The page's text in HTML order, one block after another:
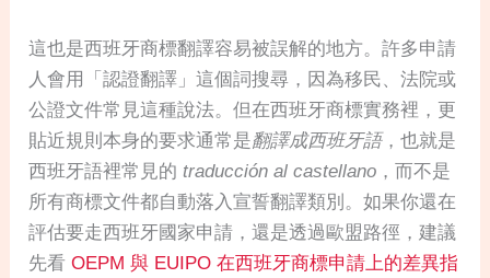
這也是西班牙商標翻譯容易被誤解的地方。許多申請
人會用「認證翻譯」這個詞搜尋，因為移民、法院或
公證文件常見這種說法。但在西班牙商標實務裡，更
貼近規則本身的要求通常是翻譯成西班牙語，也就是
西班牙語裡常見的traducción al castellano ，而不是
所有商標文件都自動落入宣誓翻譯類別。如果你還在
評估要走西班牙國家申請，還是透過歐盟路徑，建議
先看OEPM 與 EUIPO 在西班牙商標申請上的差異指